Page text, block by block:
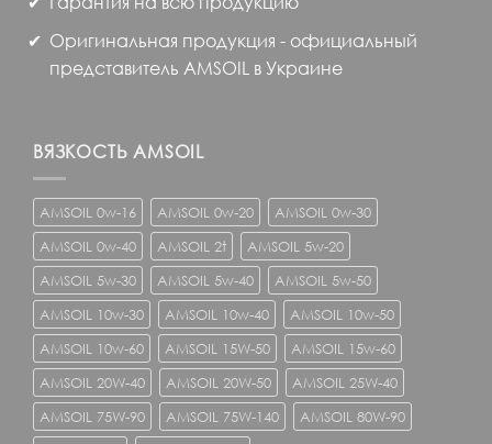
Оригинальная продукция - официальный
представитель AMSOIL в Украине
ВЯЗКОСТЬ AMSOIL
AMSOIL 0w-16 AMSOIL 0w-20
AMSOIL 0w-30
AMSOIL 0w-40
AMSOIL 2t
AMSOIL 5w-20
AMSOIL 5w-30
AMSOIL 5w-40
AMSOIL 5w-50
AMSOIL 10w-30
AMSOIL 10w-40
AMSOIL 10w-50
AMSOIL 10w-60
AMSOIL 15W-50
AMSOIL 15w-60
AMSOIL 20W-40
AMSOIL 20W-50
AMSOIL 25W-40
AMSOIL 75W-90
AMSOIL 75W-140
AMSOIL 80W-90